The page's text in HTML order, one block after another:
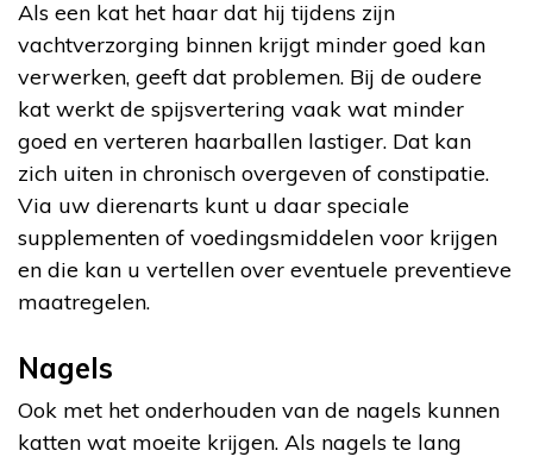
Als een kat het haar dat hij tijdens zijn
vachtverzorging binnen krijgt minder goed kan
verwerken, geeft dat problemen. Bij de oudere
kat werkt de spijsvertering vaak wat minder
goed en verteren haarballen lastiger. Dat kan
zich uiten in chronisch overgeven of constipatie.
Via uw dierenarts kunt u daar speciale
supplementen of voedingsmiddelen voor krijgen
en die kan u vertellen over eventuele preventieve
maatregelen.
Nagels
Ook met het onderhouden van de nagels kunnen
katten wat moeite krijgen. Als nagels te lang